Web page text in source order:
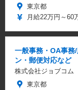
東京都
月給22万円～60
一般事務・OA事務
ン・郵便対応など
株式会社ジョブコム
東京都